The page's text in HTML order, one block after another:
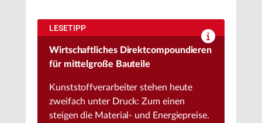
LESETIPP
Wirtschaftliches Direktcompoundieren
für mittelgroße Bauteile
Kunststoffverarbeiter stehen heute
zweifach unter Druck: Zum einen
steigen die Material- und Energiepreise.